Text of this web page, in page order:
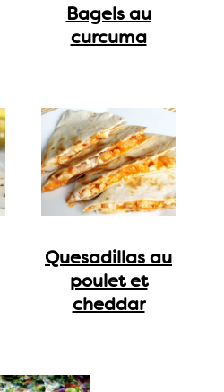
Bagels au
curcuma
Quesadillas au
poulet et
cheddar